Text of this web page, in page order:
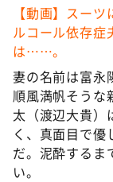
【動画】スー
ルコール依存症
は……。
妻の名前は富永
順風満帆そうな
太（渡辺大貴）
く、真面目で優
だ。泥酔するま
い。